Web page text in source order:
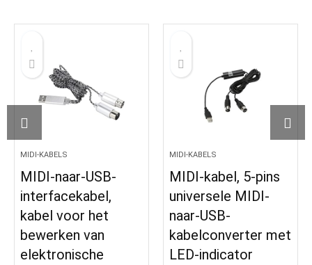
MIDI-KABELS
MIDI-naar-USB-
interfacekabel,
kabel voor het
bewerken van
elektronische
MIDI-KABELS
MIDI-kabel, 5-pins
universele MIDI-
naar-USB-
kabelconverter met
LED-indicator